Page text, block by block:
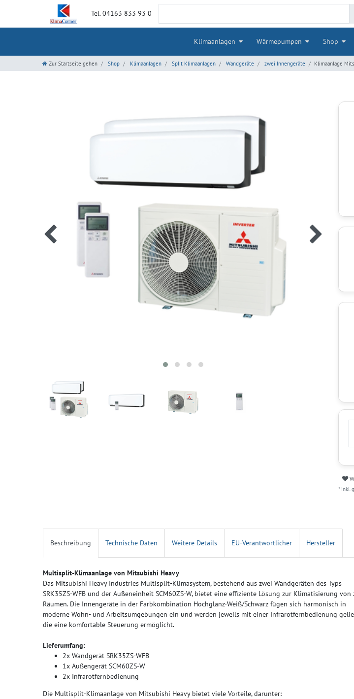
Tel. 04163 833 93 0
Klimaanlagen Wärmepumpen Shop
Zur Startseite gehen Shop Klimaanlagen Split Klimaanlagen Wandgeräte zwei Innengeräte Klimaanlage
* inkl.
Beschreibung Technische Daten Weitere Details EU-Verantwortlicher Hersteller
Multisplit-Klimaanlage von Mitsubishi Heavy
Das Mitsubishi Heavy Industries Multisplit-Klimasystem, bestehend aus zwei Wandgeräten des Typs
SRK35ZS-WFB und der Außeneinheit SCM60ZS-W, bietet eine effiziente Lösung zur Klimatisierung von
Räumen. Die Innengeräte in der Farbkombination Hochglanz-Weiß/Schwarz fügen sich harmonisch in
moderne Wohn- und Arbeitsumgebungen ein und werden jeweils mit einer Infrarotfernbedienung
die eine komfortable Steuerung ermöglicht.
Lieferumfang:
2x Wandgerät SRK35ZS-WFB
1x Außengerät SCM60ZS-W
2x Infrarotfernbedienung
Die Multisplit-Klimaanlage von Mitsubishi Heavy bietet viele Vorteile, darunter: